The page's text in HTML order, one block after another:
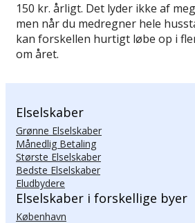
150 kr. årligt. Det lyder ikke af
men når du medregner hele
kan forskellen hurtigt løbe op i
om året.
Elselskaber
Grønne Elselskaber
Månedlig Betaling
Største Elselskaber
Bedste Elselskaber
Eludbydere
Elselskaber i forskellige byer
København